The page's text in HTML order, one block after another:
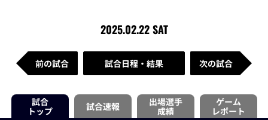
2025.02.22 SAT
前の試合 試合日程・結果 次の試合
試合
トップ
試合速報
出場選手
成績
ゲーム
レポート